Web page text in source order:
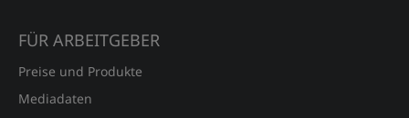
FÜR ARBEITGEBER
Preise und Produkte
Mediadaten